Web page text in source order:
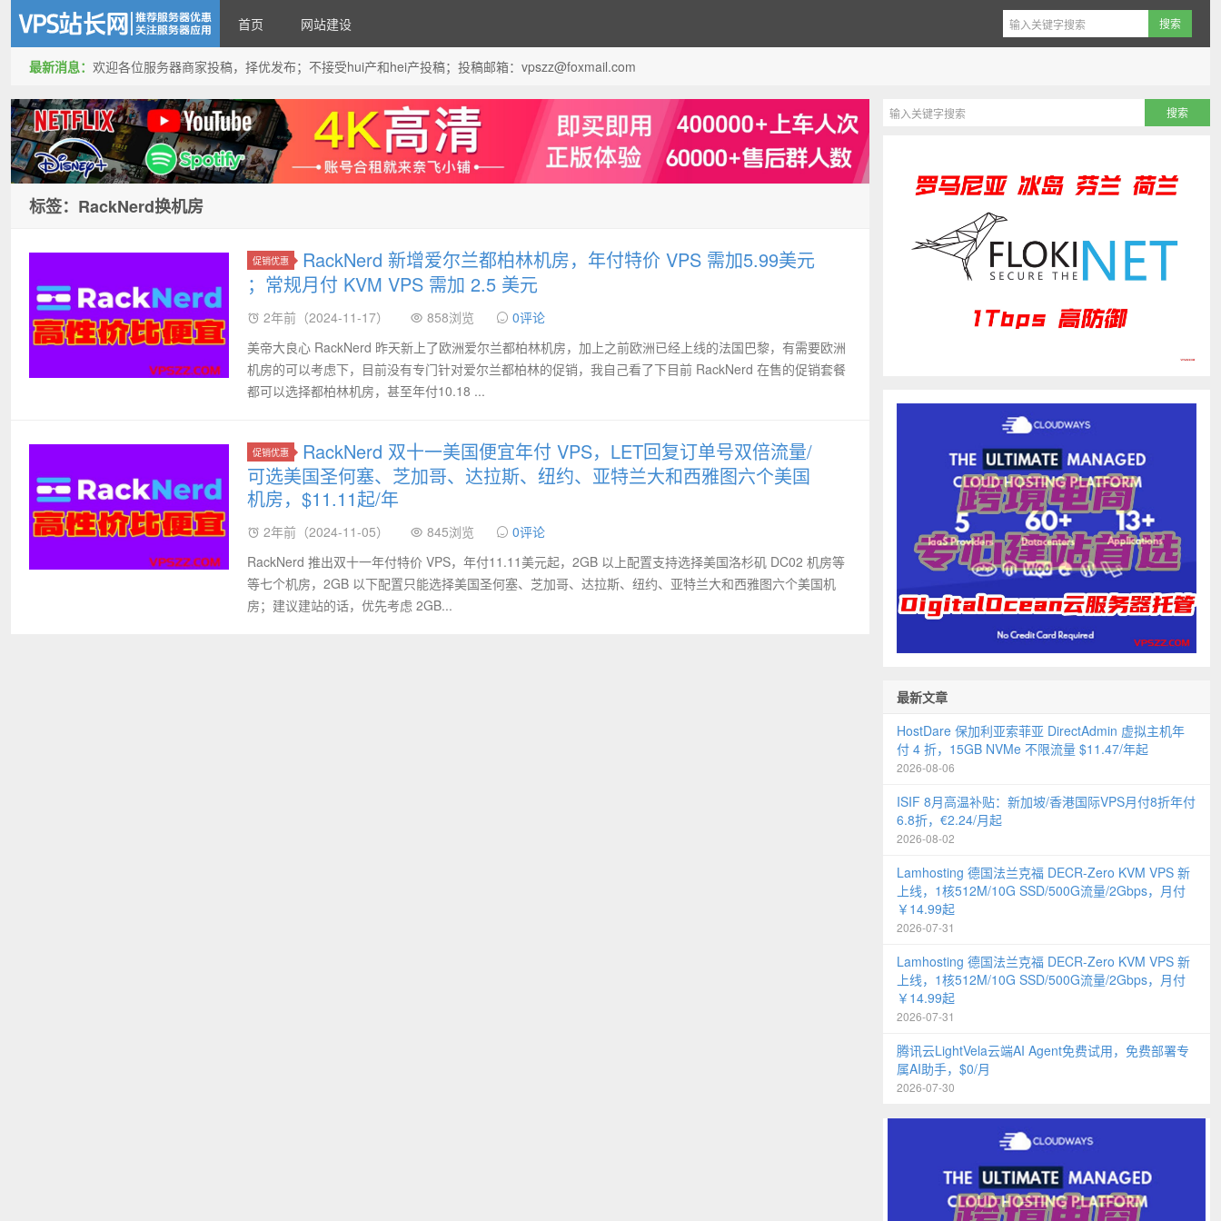
VPS站长网
首页 网站建设
最新消息： 欢迎各位服务器商家投稿，择优发布；不接受hui产和hei产投稿；投稿邮箱：vpszz@foxmail.com
标签：RackNerd换机房
促销优惠
RackNerd 新增爱尔兰都柏林机房，年付特价 VPS 需加5.99美元
；常规月付 KVM VPS 需加 2.5 美元
2年前（2024-11-17） 858浏览
0评论
美帝大良心 RackNerd 昨天新上了欧洲爱尔兰都柏林机房，加上之前欧洲已经上线的法国巴黎，有需要欧洲
机房的可以考虑下，目前没有专门针对爱尔兰都柏林的促销，我自己看了下目前 RackNerd 在售的促销套餐
都可以选择都柏林机房，甚至年付10.18 ...
促销优惠
RackNerd 双十一美国便宜年付 VPS，LET回复订单号双倍流量/
可选美国圣何塞、芝加哥、达拉斯、纽约、亚特兰大和西雅图六个美国
机房，$11.11起/年
2年前（2024-11-05） 845浏览
0评论
RackNerd 推出双十一年付特价 VPS，年付11.11美元起，2GB 以上配置支持选择美国洛杉矶 DC02 机房等
等七个机房，2GB 以下配置只能选择美国圣何塞、芝加哥、达拉斯、纽约、亚特兰大和西雅图六个美国机
房；建议建站的话，优先考虑 2GB...
最新文章
HostDare 保加利亚索菲亚 DirectAdmin 虚拟主机年
付 4 折，15GB NVMe 不限流量 $11.47/年起
2026-08-06
ISIF 8月高温补贴：新加坡/香港国际VPS月付8折年付
6.8折，€2.24/月起
2026-08-02
Lamhosting 德国法兰克福 DECR-Zero KVM VPS 新
上线，1核512M/10G SSD/500G流量/2Gbps，月付
￥14.99起
2026-07-31
Lamhosting 德国法兰克福 DECR-Zero KVM VPS 新
上线，1核512M/10G SSD/500G流量/2Gbps，月付
￥14.99起
2026-07-31
腾讯云LightVela云端AI Agent免费试用，免费部署专
属AI助手，$0/月
2026-07-30